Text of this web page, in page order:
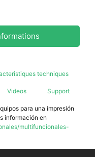
techniques
Videos Support
para una impresión
información en
multifuncionales-